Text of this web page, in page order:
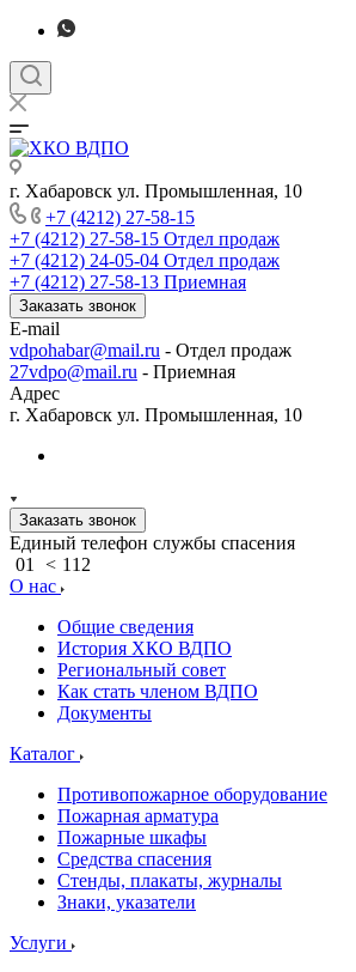
г. Хабаровск ул. Промышленная, 10
+7 (4212) 27-58-15
+7 (4212) 27-58-15 Отдел продаж
+7 (4212) 24-05-04 Отдел продаж
+7 (4212) 27-58-13 Приемная
Заказать звонок
E-mail
vdpohabar@mail.ru - Отдел продаж
27vdpo@mail.ru - Приемная
Адрес
г. Хабаровск ул. Промышленная, 10
Заказать звонок
Единый телефон службы спасения
01
< 112
О нас
Общие сведения
История ХКО ВДПО
Региональный совет
Как стать членом ВДПО
Документы
Каталог
Противопожарное оборудование
Пожарная арматура
Пожарные шкафы
Средства спасения
Стенды, плакаты, журналы
Знаки, указатели
Услуги